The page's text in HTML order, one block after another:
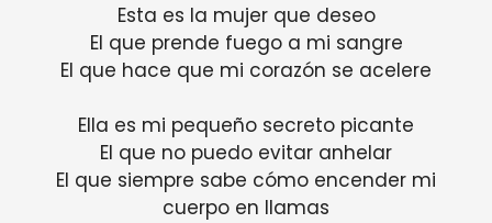
Esta es la mujer que deseo
El que prende fuego a mi sangre
El que hace que mi corazón se acelere
Ella es mi pequeño secreto picante
El que no puedo evitar anhelar
El que siempre sabe cómo encender mi
cuerpo en llamas